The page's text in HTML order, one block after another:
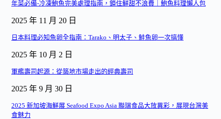
年菜必備-冷凍鮑魚完美處理指南，鎖住鮮甜不浪費｜鮑魚料理懶人包
2025 年 11 月 20 日
日本料理必知魚卵全指南：Tarako、明太子、鮭魚卵一次搞懂
2025 年 10 月 2 日
軍艦壽司起源：從築地市場走出的經典壽司
2025 年 9 月 30 日
2025 新加坡海鮮展 Seafood Expo Asia 聯瑞食品大放異彩，展現台灣美
食魅力